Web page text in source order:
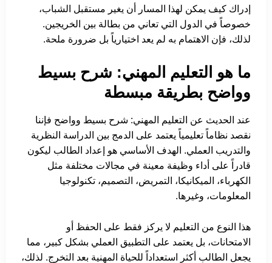
إدراك كيف يمكن لهذا المسار أن يغير مستقبل الشباب،
خصوصاً في الدول التي تعاني من بطالة بين الخريجين.
لذلك، فإن الاهتمام به لم يعد اختيارياً بل ضرورة ملحة.
ما هو التعليم المهني: شرح بسيط
وواضح بطريقة مبسطة
عند الحديث عن التعليم المهني: شرح بسيط وواضح فإننا
نقصد نظاماً تعليمياً يعتمد على الدمج بين الدراسة النظرية
والتدريب العملي. الهدف الأساسي هو إعداد الطالب ليكون
قادراً على أداء وظيفة معينة في مجالات مختلفة مثل
الكهرباء، الميكانيكا، التمريض، التصميم، تكنولوجيا
المعلومات، وغيرها.
هذا النوع من التعليم لا يركز فقط على الحفظ أو
الامتحانات، بل يعتمد على التطبيق العملي بشكل كبير، مما
يجعل الطالب أكثر استعداداً للحياة المهنية بعد التخرج. لذلك،